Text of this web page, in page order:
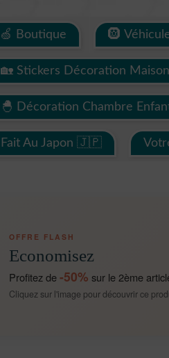
🍏 Boutique 🛞
🏡 Stickers Décoration Maison
🐣 Décoration Chambre
Fait Au Japon 🇯🇵
OFFRE FLASH
Economisez
Profitez de-50% sur le 2ème
Cliquez sur l'image pour découvrir ce